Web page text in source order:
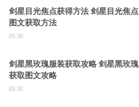
剑星目光焦点获得方法 剑星目光焦点
图文获取方法
05-30
剑星黑玫瑰服装获取攻略 剑星黑玫瑰
获取图文攻略
05-30